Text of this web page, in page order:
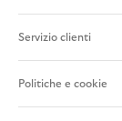
Servizio clienti
Politiche e cookie